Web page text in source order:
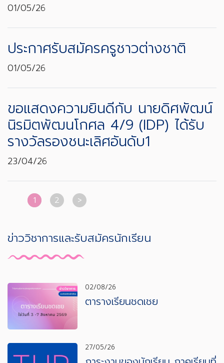
01/05/26
ประกาศรับสมัครครูชาวต่างชาติ
01/05/26
ขอแสดงความยินดีกับ นายดิศพัฒน์
นิรมิตพัฒนโกศล 4/9 (IDP) ได้รับ
รางวัลรองชนะเลิศอันดับ1
23/04/26
1 2 >
ข่าววิชาการและรับสมัครนักเรียน
02/08/26
ตารางเรียนชดเชย
27/05/26